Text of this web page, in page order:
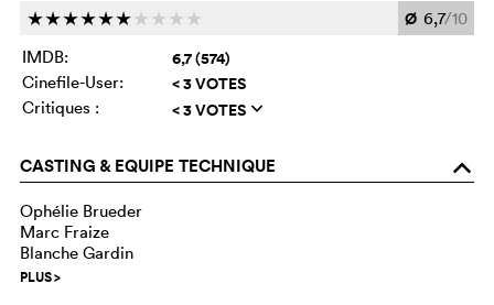
cccccc c c c c Ø 6,7/10
IMDB:
6,7 (574)
Cinefile-User: < 3 VOTES
Critiques : < 3 VOTES q
CASTING & EQUIPE TECHNIQUE o
Ophélie Brueder
Marc Fraize
Blanche Gardin
PLUS>